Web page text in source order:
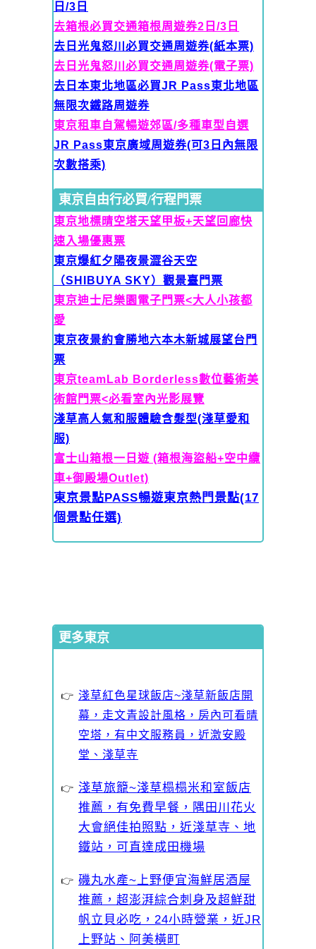
日/3日
去箱根必買交通箱根周遊券2日/3日
去日光鬼怒川必買交通周遊券(紙本票)
去日光鬼怒川必買交通周遊券(電子票)
去日本東北地區必買JR Pass東北地區
無限次鐵路周遊券
東京租車自駕暢遊郊區/多種車型自選
JR Pass東京廣域周遊券(可3日內無限
次數搭乘)
東京自由行必買/行程門票
東京地標晴空塔天望甲板+天望回廊快
速入場優惠票
東京爆紅夕陽夜景澀谷天空
（SHIBUYA SKY）觀景臺門票
東京迪士尼樂園電子門票<大人小孩都
愛
東京夜景約會勝地六本木新城展望台門
票
東京teamLab Borderless數位藝術美
術館門票<必看室內光影展覽
淺草高人氣和服體驗含髮型(淺草愛和
服)
富士山箱根一日遊 (箱根海盜船+空中纜
車+御殿場Outlet)
東京景點PASS暢遊東京熱門景點(17
個景點任選)
更多東京
淺草紅色星球飯店~淺草新飯店開
幕，走文青設計風格，房內可看晴
空塔，有中文服務員，近激安殿
堂、淺草寺
淺草旅籠~淺草榻榻米和室飯店
推薦，有免費早餐，隅田川花火
大會絕佳拍照點，近淺草寺、地
鐵站，可直達成田機場
磯丸水產~上野便宜海鮮居酒屋
推薦，超澎湃綜合刺身及超鮮甜
帆立貝必吃，24小時營業，近JR
上野站、阿美橫町